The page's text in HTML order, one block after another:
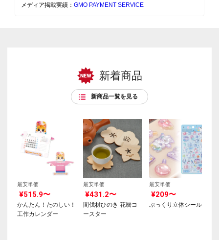
メディア掲載実績： GMO PAYMENT SERVICE
新着商品
新商品一覧を見る
最安単価
¥515.9〜
かんたん！たのしい！
工作カレンダー
最安単価
¥431.2〜
間伐材ひのき 花暦コ
ースター
最安単価
¥209〜
ぷっくり立体シール